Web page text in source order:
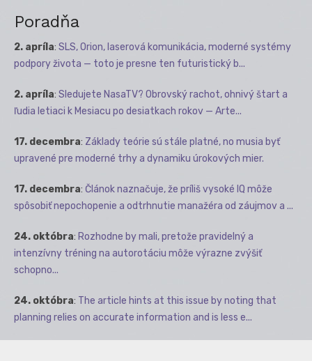
Poradňa
2. apríla: SLS, Orion, laserová komunikácia, moderné systémy
podpory života — toto je presne ten futuristický b...
2. apríla: Sledujete NasaTV? Obrovský rachot, ohnivý štart a
ľudia letiaci k Mesiacu po desiatkach rokov — Arte...
17. decembra: Základy teórie sú stále platné, no musia byť
upravené pre moderné trhy a dynamiku úrokových mier.
17. decembra: Článok naznačuje, že príliš vysoké IQ môže
spôsobiť nepochopenie a odtrhnutie manažéra od záujmov a ...
24. októbra: Rozhodne by mali, pretože pravidelný a
intenzívny tréning na autorotáciu môže výrazne zvýšiť
schopno...
24. októbra: The article hints at this issue by noting that
planning relies on accurate information and is less e...